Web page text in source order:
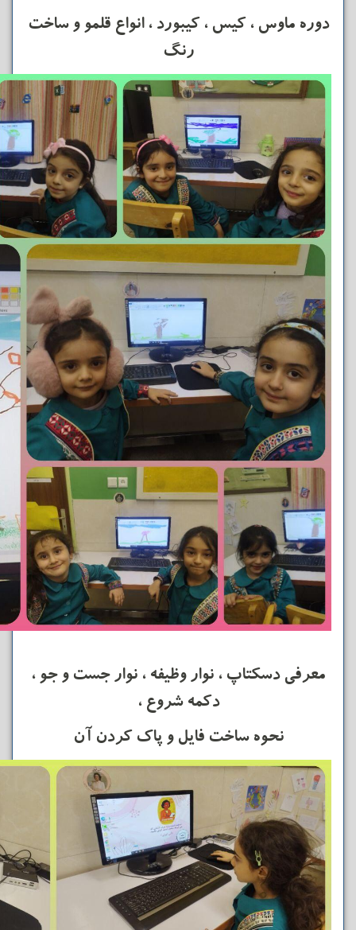
دوره ماوس ، کیس ، کیبورد ، انواع قلمو و ساخت
رنگ
معرفی دسکتاپ ، نوار وظیفه ، نوار جست و جو ،
دکمه شروع ،
نحوه ساخت فایل و پاک کردن آن